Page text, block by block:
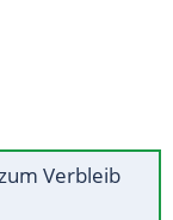
Verbleib